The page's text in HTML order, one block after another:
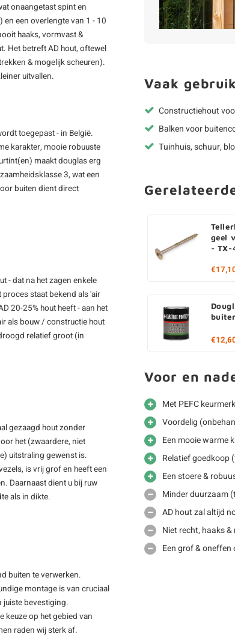
onaangetast spint en
een overlengte van 1 - 10
haaks, vormvast &
Het betreft AD hout, oftewel
& mogelijk scheuren).
uitvallen.
toegepast - in België.
karakter, mooie robuuste
maakt douglas erg
3, wat een
buiten dient direct
- dat na het zagen enkele
staat bekend als 'air
20-25% hout heeft - aan het
als bouw / constructie hout
relatief groot (in
gezaagd hout zonder
het (zwaardere, niet
uitstraling gewenst is.
is vrij grof en heeft een
Daarnaast dient u bij ruw
als in dikte.
buiten te verwerken.
montage is van cruciaal
juiste bevestiging.
keuze op het gebied van
raden wij sterk af.
Vaak
Constructiehout
Balken voor
Tuinhuis, schuur,
geel
- TX-
Voor en
Met PEFC
Voordelig
Een mooie warme
Relatief goedkoop
Een stoere &
Minder duurzaam
AD hout zal altijd
Niet recht, haaks
Een grof & oneffen